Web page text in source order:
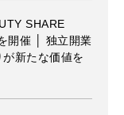
SHARE
開催 │ 独立開業
新たな価値を